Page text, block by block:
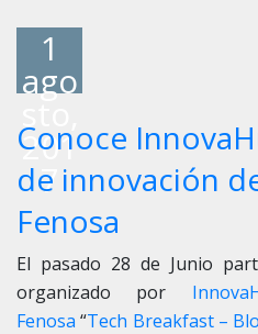
1
ago
201
7
Conoce
de innovación
Fenosa
El pasado 28 de Junio
organizado por
Fenosa “Tech Breakfast –